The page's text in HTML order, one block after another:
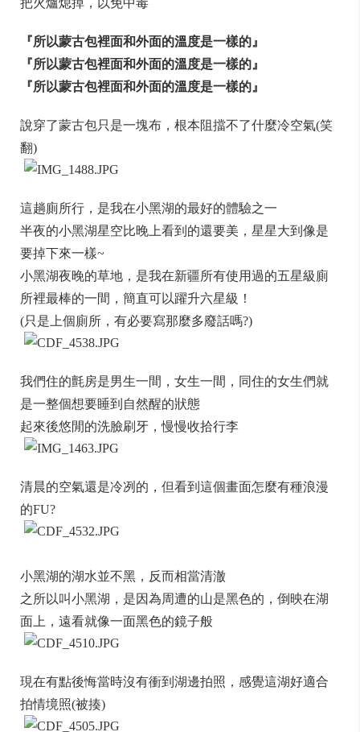
把火爐熄掉，以免中毒
『所以蒙古包裡面和外面的溫度是一樣的』
『所以蒙古包裡面和外面的溫度是一樣的』
『所以蒙古包裡面和外面的溫度是一樣的』
說穿了蒙古包只是一塊布，根本阻擋不了什麼冷空氣(笑
翻)
這趟廁所行，是我在小黑湖的最好的體驗之一
半夜的小黑湖星空比晚上看到的還要美，星星大到像是
要掉下來一樣~
小黑湖夜晚的草地，是我在新疆所有使用過的五星級廁
所裡最棒的一間，簡直可以躍升六星級！
(只是上個廁所，有必要寫那麼多廢話嗎?)
我們住的氈房是男生一間，女生一間，同住的女生們就
是一整個想要睡到自然醒的狀態
起來後悠閒的洗臉刷牙，慢慢收拾行李
清晨的空氣還是冷冽的，但看到這個畫面怎麼有種浪漫
的FU?
小黑湖的湖水並不黑，反而相當清澈
之所以叫小黑湖，是因為周遭的山是黑色的，倒映在湖
面上，遠看就像一面黑色的鏡子般
現在有點後悔當時沒有衝到湖邊拍照，感覺這湖好適合
拍情境照(被揍)